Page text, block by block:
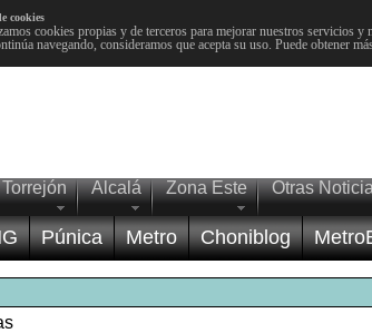
cookies
cookies propias y de terceros para mejorar nuestros servicios y
navegando, consideramos que acepta su uso. Puede obtener
Torrejón Alcalá Zona Este Otras
Púnica Metro Choniblog